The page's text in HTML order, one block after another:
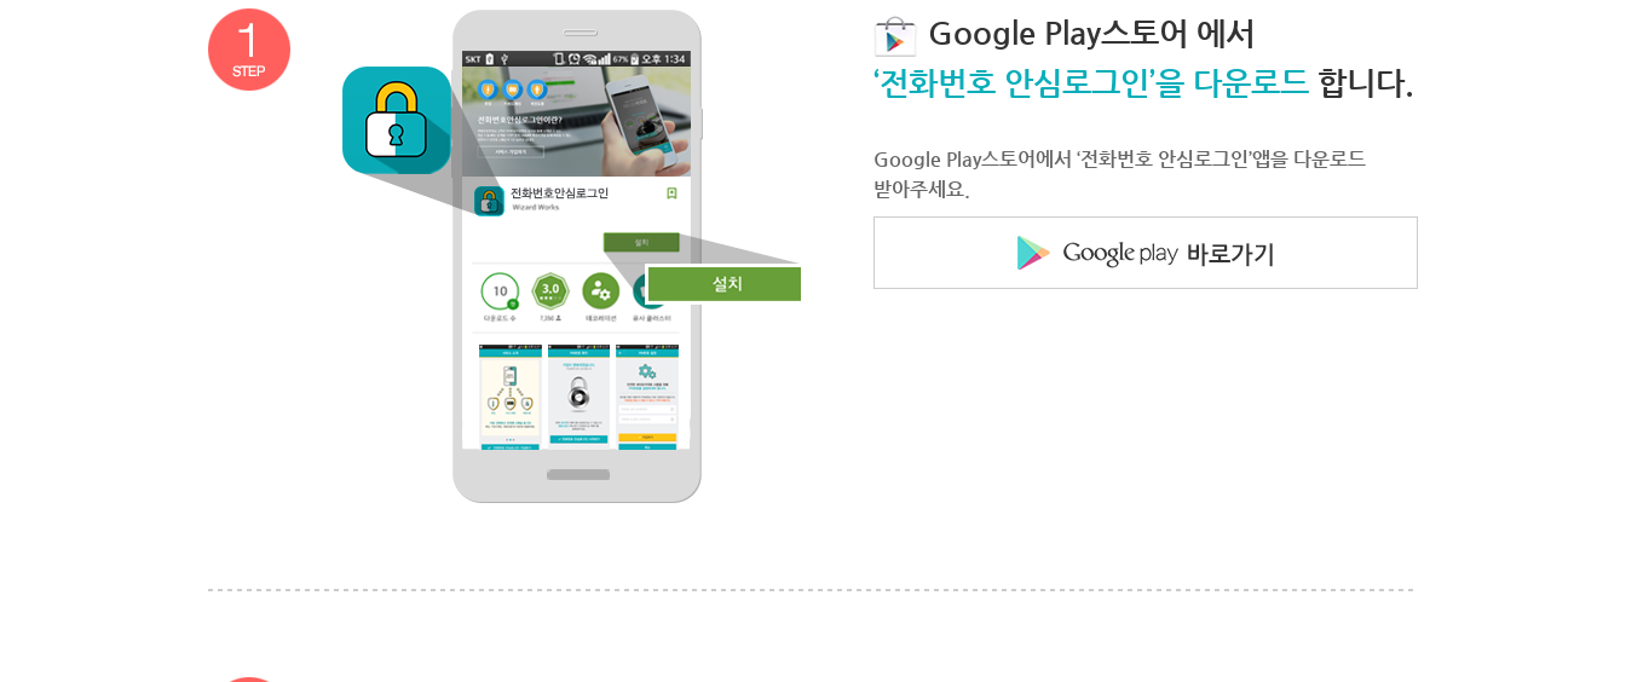
Google Play스토어 에서
‘전화번호 안심로그인’을 다운로드 합니다.
Google Play스토어에서 ‘전화번호 안심로그인’앱을 다운로드
받아주세요.